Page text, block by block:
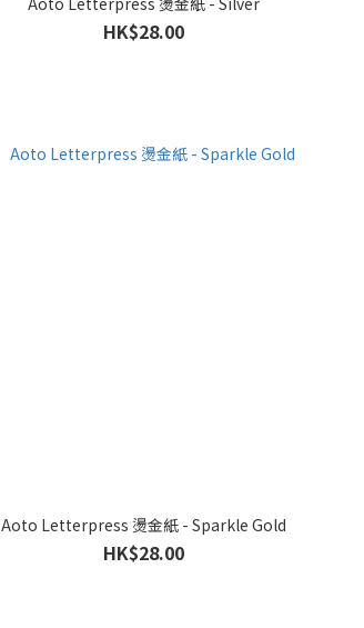
HK$28.00
Aoto Letterpress 燙金紙 - Sparkle Gold
HK$28.00